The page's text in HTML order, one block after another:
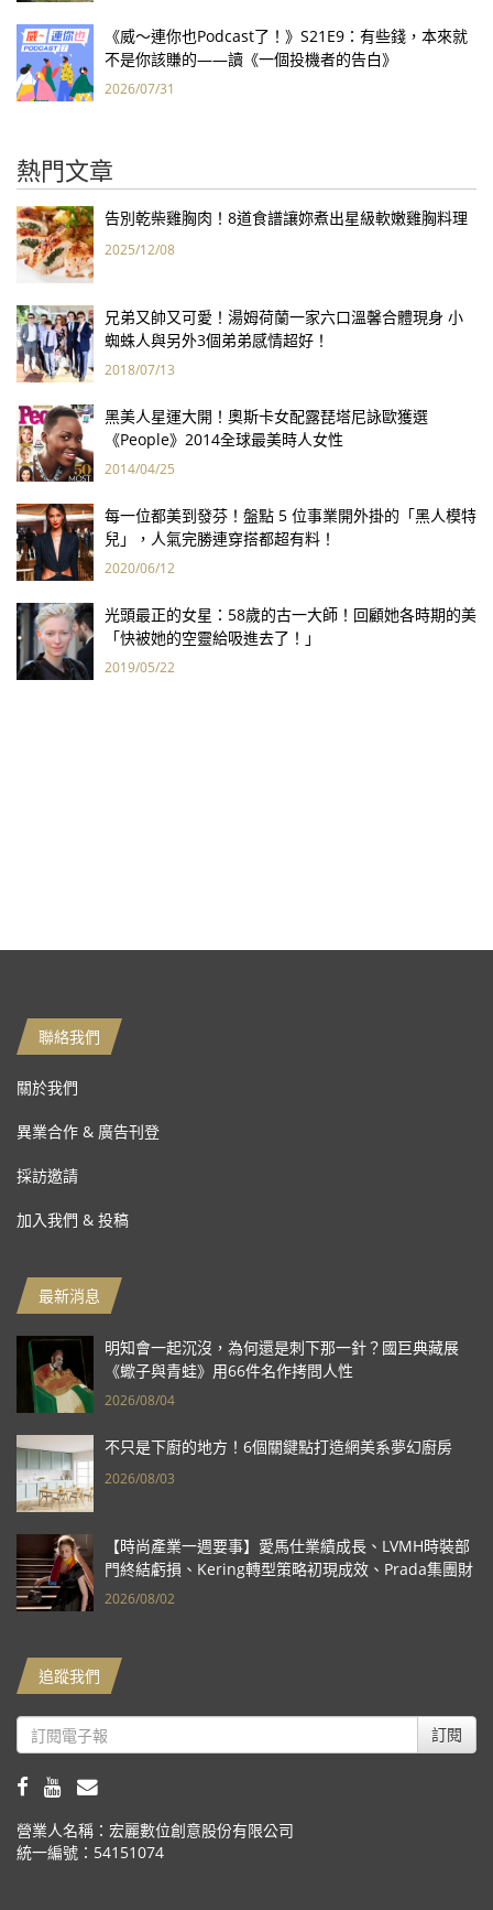
《威～連你也Podcast了！》S21E9：有些錢，本來就
不是你該賺的——讀《一個投機者的告白》
2026/07/31
熱門文章
告別乾柴雞胸肉！8道食譜讓妳煮出星級軟嫩雞胸料理
2025/12/08
兄弟又帥又可愛！湯姆荷蘭一家六口溫馨合體現身 小
蜘蛛人與另外3個弟弟感情超好！
2018/07/13
黑美人星運大開！奧斯卡女配露琵塔尼詠歐獲選
《People》2014全球最美時人女性
2014/04/25
每一位都美到發芬！盤點 5 位事業開外掛的「黑人模特
兒」，人氣完勝連穿搭都超有料！
2020/06/12
光頭最正的女星：58歲的古一大師！回顧她各時期的美
「快被她的空靈給吸進去了！」
2019/05/22
聯絡我們
關於我們
異業合作 & 廣告刊登
採訪邀請
加入我們 & 投稿
最新消息
明知會一起沉沒，為何還是刺下那一針？國巨典藏展
《蠍子與青蛙》用66件名作拷問人性
2026/08/04
不只是下廚的地方！6個關鍵點打造網美系夢幻廚房
2026/08/03
【時尚產業一週要事】愛馬仕業績成長、LVMH時裝部
門終結虧損、Kering轉型策略初現成效、Prada集團財
報亮眼
2026/08/02
追蹤我們
訂閱
營業人名稱：宏麗數位創意股份有限公司
統一編號：54151074